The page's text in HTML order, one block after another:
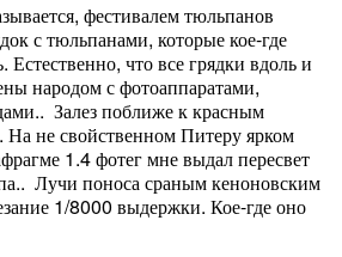
фестивалем тюльпанов
с тюльпанами, которые кое-где
Естественно, что все грядки вдоль и
народом с фотоаппаратами,
Залез поближе к красным
не свойственном Питеру ярком
1.4 фотег мне выдал пересвет
Лучи поноса сраным кеноновским
1/8000 выдержки. Кое-где оно